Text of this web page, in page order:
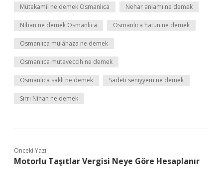
Mütekamil ne demek Osmanlıca Nehar anlamı ne demek
Nihan ne demek Osmanlıca Osmanlıca hatun ne demek
Osmanlıca mülâhaza ne demek
Osmanlıca müteveccih ne demek
Osmanlıca saklı ne demek Sadeti seniyyem ne demek
Sırrı Nihan ne demek
Önceki Yazı
Motorlu Taşıtlar Vergisi Neye Göre Hesaplanır